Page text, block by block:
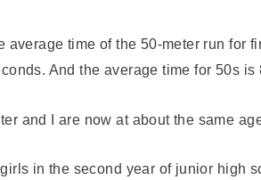
average time of the 50-meter run for
And the average time for 50s is
and I are now at about the same
in the second year of junior high